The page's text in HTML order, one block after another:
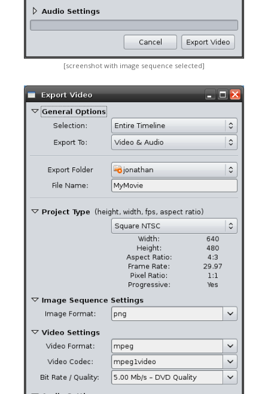
[screenshot with image sequence selected]